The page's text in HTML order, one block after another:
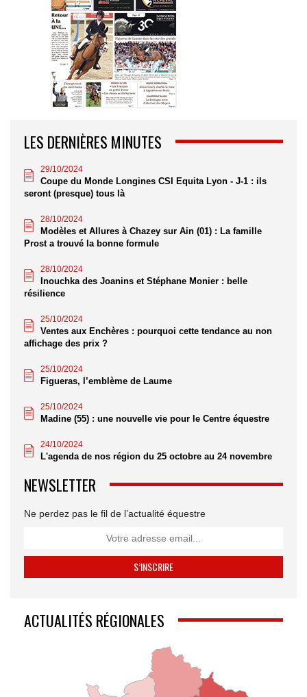
LES DERNIÈRES MINUTES
29/10/2024
Coupe du Monde Longines CSI Equita Lyon - J-1 : ils
seront (presque) tous là
28/10/2024
Modèles et Allures à Chazey sur Ain (01) : La famille
Prost a trouvé la bonne formule
28/10/2024
Inouchka des Joanins et Stéphane Monier : belle
résilience
25/10/2024
Ventes aux Enchères : pourquoi cette tendance au non
affichage des prix ?
25/10/2024
Figueras, l’emblème de Laume
25/10/2024
Madine (55) : une nouvelle vie pour le Centre équestre
24/10/2024
L'agenda de nos région du 25 octobre au 24 novembre
NEWSLETTER
Ne perdez pas le fil de l’actualité équestre
ACTUALITÉS RÉGIONALES